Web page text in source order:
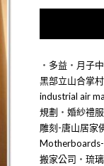
‧ 多益 ‧ 月子
黑部立山合掌村
industrial air
規劃 ‧ 婚紗禮
雕刻-唐山居家
Motherboards-
搬家公司 ‧ 琉